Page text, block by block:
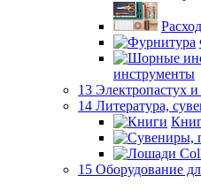
инструменты
13 Электропастух
14 Литература,
15 Оборудование